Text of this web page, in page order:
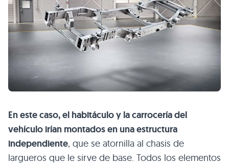
En este caso, el habitáculo y la carrocería del
vehículo irían montados en una estructura
independiente, que se atornilla al chasis de
largueros que le sirve de base. Todos los elementos